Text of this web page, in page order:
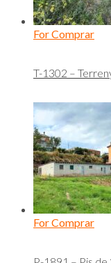
For Comprar
T-1302 –
For Comprar